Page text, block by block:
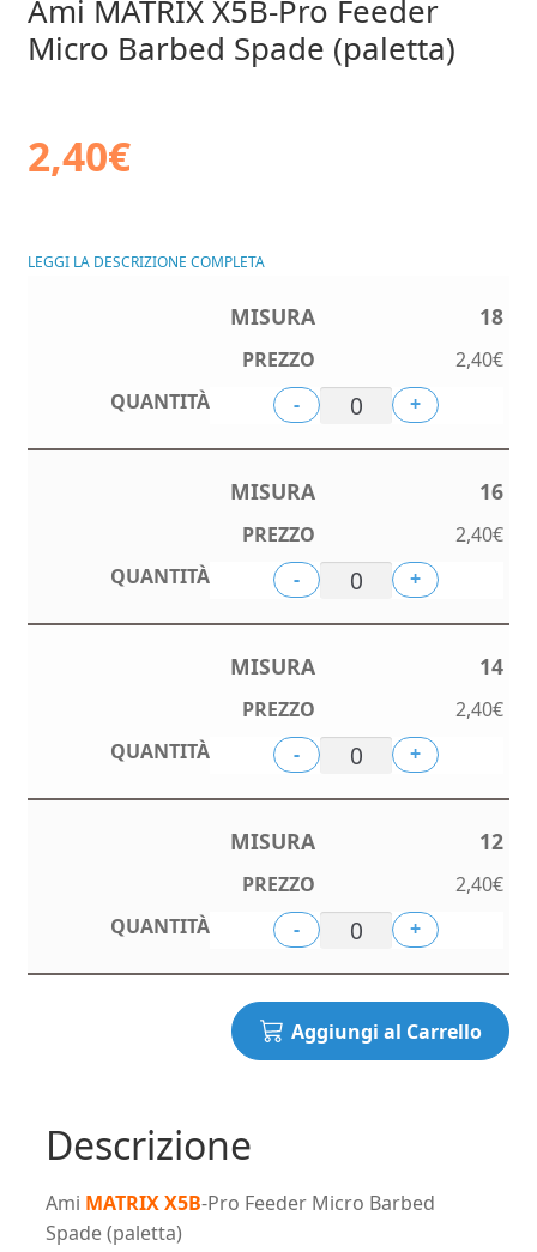
Ami MATRIX X5B-Pro Feeder
Micro Barbed Spade (paletta)
2,40€
LEGGI LA DESCRIZIONE COMPLETA
18
2,40€
-
+
16
2,40€
-
+
14
2,40€
-
+
12
2,40€
-
+
Aggiungi al Carrello
Descrizione
Ami MATRIX X5B-Pro Feeder Micro Barbed
Spade (paletta)